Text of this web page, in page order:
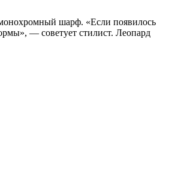
шарф. «Если появилось
— советует стилист. Леопард